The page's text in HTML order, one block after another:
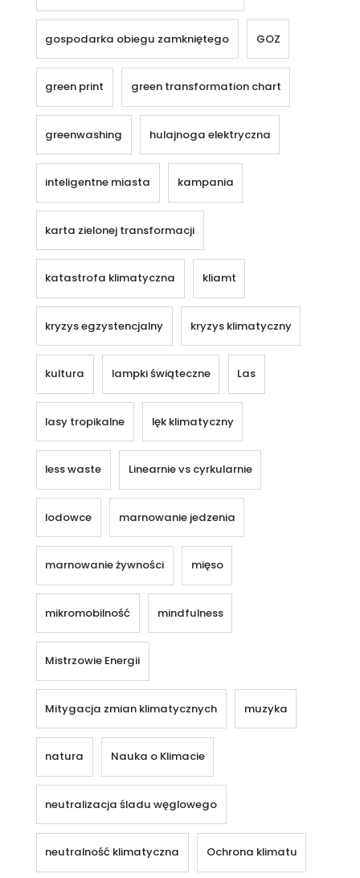
gospodarka obiegu zamkniętego GOZ
green print green transformation chart
greenwashing hulajnoga elektryczna
inteligentne miasta kampania
karta zielonej transformacji
katastrofa klimatyczna kliamt
kryzys egzystencjalny kryzys klimatyczny
kultura lampki świąteczne Las
lasy tropikalne lęk klimatyczny
less waste Linearnie vs cyrkularnie
lodowce marnowanie jedzenia
marnowanie żywności mięso
mikromobilność mindfulness
Mistrzowie Energii
Mitygacja zmian klimatycznych muzyka
natura Nauka o Klimacie
neutralizacja śladu węglowego
neutralność klimatyczna Ochrona klimatu